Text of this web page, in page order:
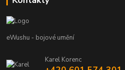
eWushu - bojové umění
Karel Korenc